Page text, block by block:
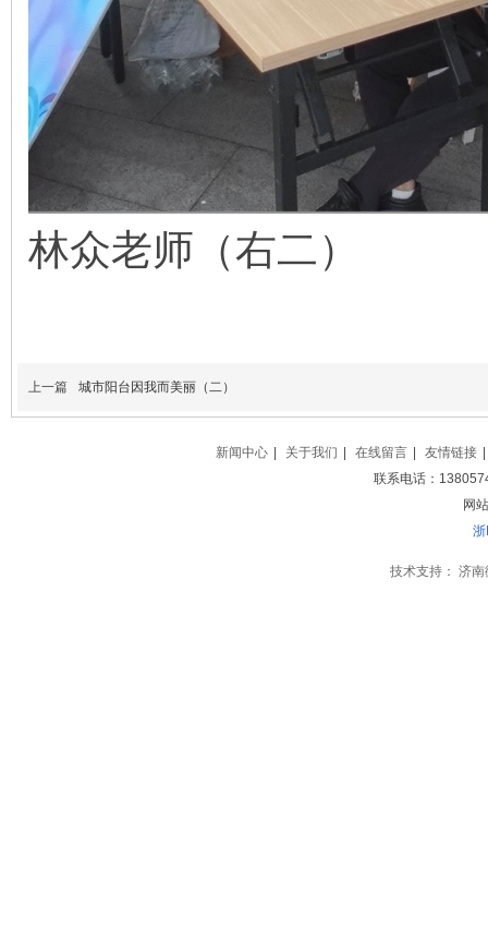
林众老师（右二）
上一篇 城市阳台因我而美丽（二）
新闻中心 关于我们 在线留言 友情链接
联系电话：
网
技术支持： 济南